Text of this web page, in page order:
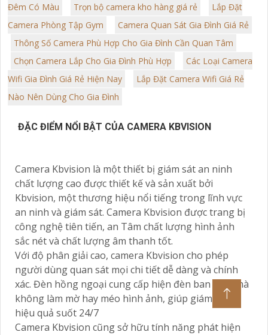
Đêm Có Màu
Trọn bộ camera kho hàng giá rẻ
Lắp Đặt
Camera Phòng Tập Gym
Camera Quan Sát Gia Đình Giá Rẻ
Thông Số Camera Phù Hợp Cho Gia Đình Cần Quan Tâm
Chọn Camera Lắp Cho Gia Đình Phù Hợp
Các Loại Camera
Wifi Gia Đình Giá Rẻ Hiện Nay
Lắp Đặt Camera Wifi Giá Rẻ
Nào Nên Dùng Cho Gia Đình
ĐẶC ĐIỂM NỔI BẬT CỦA CAMERA KBVISION
Camera Kbvision là một thiết bị giám sát an ninh
chất lượng cao được thiết kế và sản xuất bởi
Kbvision, một thương hiệu nổi tiếng trong lĩnh vực
an ninh và giám sát. Camera Kbvision được trang bị
công nghệ tiên tiến, an Tâm chất lượng hình ảnh
sắc nét và chất lượng âm thanh tốt.
Với độ phân giải cao, camera Kbvision cho phép
người dùng quan sát mọi chi tiết dễ dàng và chính
xác. Đèn hồng ngoại cung cấp hiện đèn ban đêm mà
không làm mờ hay méo hình ảnh, giúp giám sát
hiệu quả suốt 24/7
Camera Kbvision cũng sở hữu tính năng phát hiện